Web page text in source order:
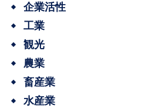
企業活性
工業
観光
農業
畜産業
水産業